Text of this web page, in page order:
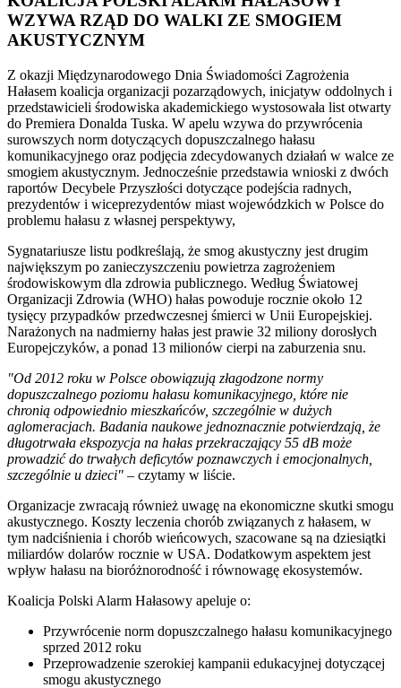
WZYWA RZĄD DO WALKI ZE SMOGIEM
AKUSTYCZNYM
Z okazji Międzynarodowego Dnia Świadomości Zagrożenia
Hałasem koalicja organizacji pozarządowych, inicjatyw oddolnych i
przedstawicieli środowiska akademickiego wystosowała list otwarty
do Premiera Donalda Tuska. W apelu wzywa do przywrócenia
surowszych norm dotyczących dopuszczalnego hałasu
komunikacyjnego oraz podjęcia zdecydowanych działań w walce ze
smogiem akustycznym. Jednocześnie przedstawia wnioski z dwóch
raportów Decybele Przyszłości dotyczące podejścia radnych,
prezydentów i wiceprezydentów miast wojewódzkich w Polsce do
problemu hałasu z własnej perspektywy,
Sygnatariusze listu podkreślają, że smog akustyczny jest drugim
największym po zanieczyszczeniu powietrza zagrożeniem
środowiskowym dla zdrowia publicznego. Według Światowej
Organizacji Zdrowia (WHO) hałas powoduje rocznie około 12
tysięcy przypadków przedwczesnej śmierci w Unii Europejskiej.
Narażonych na nadmierny hałas jest prawie 32 miliony dorosłych
Europejczyków, a ponad 13 milionów cierpi na zaburzenia snu.
"Od 2012 roku w Polsce obowiązują złagodzone normy
dopuszczalnego poziomu hałasu komunikacyjnego, które nie
chronią odpowiednio mieszkańców, szczególnie w dużych
aglomeracjach. Badania naukowe jednoznacznie potwierdzają, że
długotrwała ekspozycja na hałas przekraczający 55 dB może
prowadzić do trwałych deficytów poznawczych i emocjonalnych,
szczególnie u dzieci" – czytamy w liście.
Organizacje zwracają również uwagę na ekonomiczne skutki smogu
akustycznego. Koszty leczenia chorób związanych z hałasem, w
tym nadciśnienia i chorób wieńcowych, szacowane są na dziesiątki
miliardów dolarów rocznie w USA. Dodatkowym aspektem jest
wpływ hałasu na bioróżnorodność i równowagę ekosystemów.
Koalicja Polski Alarm Hałasowy apeluje o:
Przywrócenie norm dopuszczalnego hałasu komunikacyjnego
sprzed 2012 roku
Przeprowadzenie szerokiej kampanii edukacyjnej dotyczącej
smogu akustycznego